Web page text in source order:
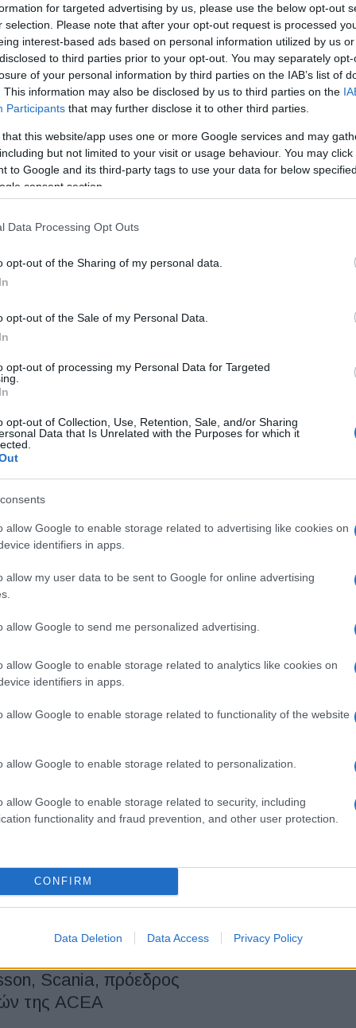
for targeted advertising by us, please use the below opt-out
selection. Please note that after your opt-out request is processed
interest-based ads based on personal information utilized by us
to third parties prior to your opt-out. You may separately
of your personal information by third parties on the IAB’s list of
This information may also be disclosed by us to third parties on the
Participants that may further disclose it to other third parties.
that this website/app uses one or more Google services and may
but not limited to your visit or usage behaviour. You may
to Google and its third-party tags to use your data for below
consent section.
Data Processing Opt Outs
opt-out of the Sharing of my personal data.
opt-out of the Sale of my Personal Data.
opt-out of processing my Personal Data for Targeted
opt-out of Collection, Use, Retention, Sale, and/or Sharing
Data that Is Unrelated with the Purposes for which it
allow Google to enable storage related to advertising like cookies on
identifiers in apps.
allow my user data to be sent to Google for online advertising
allow Google to send me personalized advertising.
allow Google to enable storage related to analytics like cookies on
identifiers in apps.
allow Google to enable storage related to functionality of the website
allow Google to enable storage related to personalization.
allow Google to enable storage related to security, including
functionality and fraud prevention, and other user protection.
CONFIRM
Data Deletion Data Access Privacy Policy
Το πρώτο πλήρως ηλεκτρικό SUV
όνομα του πρώτου πλήρως ηλεκτρικού της SUV, του Škoda
SUV ευρείας παραγωγής της μάρκας βασίζεται στη...
αλλαγές στην Kosmocar
τις οργανωτικές αλλαγές στις οποίες αναφερθήκαμε
Κονιστή και τον Νικόλαο Πρέζα. Συγκεκριμένα ο
έλεγχος για το νέο Golf
έλεγχος για το νέο Golf (Voice Control), που εξασφαλίζει ότι
στις φυσικές φωνητικές εντολές, αναγνωρίζοντας τις
γενιάς στην Ελλάδα
Golf 8ης γενιάς, το μοντέλο που δημιούργησε μία
"κατηγορία Golf", ξεκινά την εμπορική του καριέρα στην
Group: Νέος CEO και Επικεφαλής
στόλων που ελέγχεται από την Volkswagen Financial Services
να εξαγοράσει την Navistar
τις μεγαλύτερες εταιρείες επαγγελματικών οχημάτων
στις 31 Ιανουαρίου να εξαγοράσει όλες τις μετοχές της
Scania, πρόεδρος
της ACEA